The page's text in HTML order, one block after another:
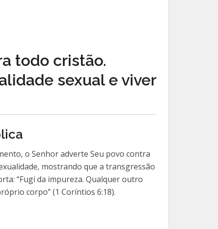
todo cristão.
sexual e viver
o Senhor adverte Seu povo contra
mostrando que a transgressão
“Fugi da impureza. Qualquer outro
corpo” (1 Coríntios 6:18).